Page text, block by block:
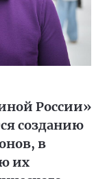
России»
созданию
в
их